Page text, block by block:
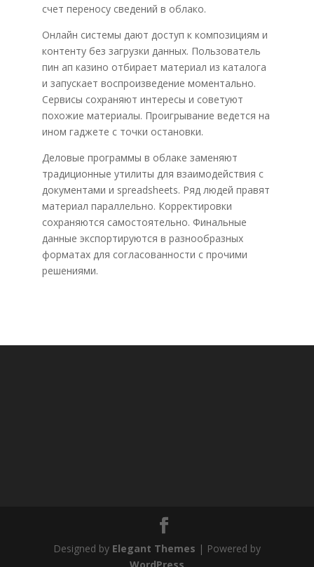
счет переносу сведений в облако.
Онлайн системы дают доступ к композициям и
контенту без загрузки данных. Пользователь
пин ап казино отбирает материал из каталога
и запускает воспроизведение моментально.
Сервисы сохраняют интересы и советуют
похожие материалы. Проигрывание ведется на
ином гаджете с точки остановки.
Деловые программы в облаке заменяют
традиционные утилиты для взаимодействия с
документами и spreadsheets. Ряд людей правят
материал параллельно. Корректировки
сохраняются самостоятельно. Финальные
данные экспортируются в разнообразных
форматах для согласованности с прочими
решениями.
Designed by Elegant Themes | Powered by